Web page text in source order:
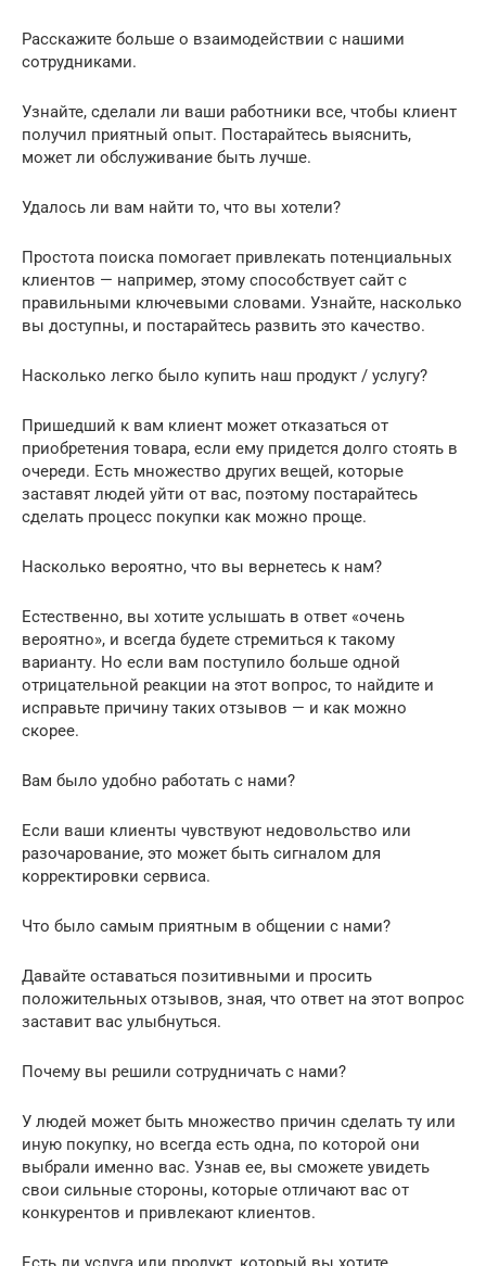
Расскажите больше о взаимодействии с нашими
сотрудниками.
Узнайте, сделали ли ваши работники все, чтобы клиент
получил приятный опыт. Постарайтесь выяснить,
может ли обслуживание быть лучше.
Удалось ли вам найти то, что вы хотели?
Простота поиска помогает привлекать потенциальных
клиентов — например, этому способствует сайт с
правильными ключевыми словами. Узнайте, насколько
вы доступны, и постарайтесь развить это качество.
Насколько легко было купить наш продукт / услугу?
Пришедший к вам клиент может отказаться от
приобретения товара, если ему придется долго стоять в
очереди. Есть множество других вещей, которые
заставят людей уйти от вас, поэтому постарайтесь
сделать процесс покупки как можно проще.
Насколько вероятно, что вы вернетесь к нам?
Естественно, вы хотите услышать в ответ «очень
вероятно», и всегда будете стремиться к такому
варианту. Но если вам поступило больше одной
отрицательной реакции на этот вопрос, то найдите и
исправьте причину таких отзывов — и как можно
скорее.
Вам было удобно работать с нами?
Если ваши клиенты чувствуют недовольство или
разочарование, это может быть сигналом для
корректировки сервиса.
Что было самым приятным в общении с нами?
Давайте оставаться позитивными и просить
положительных отзывов, зная, что ответ на этот вопрос
заставит вас улыбнуться.
Почему вы решили сотрудничать с нами?
У людей может быть множество причин сделать ту или
иную покупку, но всегда есть одна, по которой они
выбрали именно вас. Узнав ее, вы сможете увидеть
свои сильные стороны, которые отличают вас от
конкурентов и привлекают клиентов.